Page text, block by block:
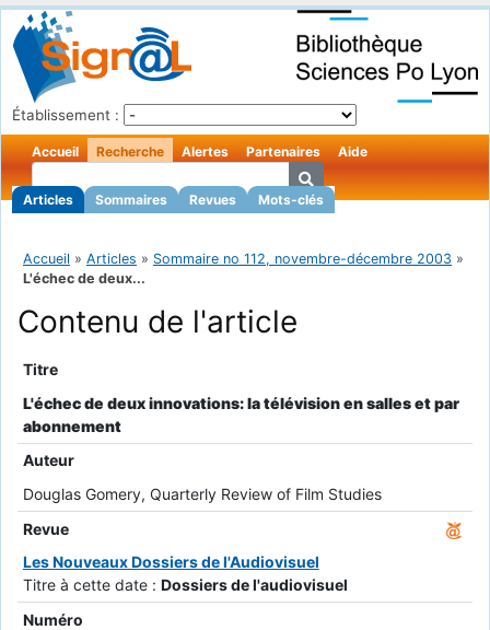
Établissement :
Accueil Recherche
Articles Sommaires Revues Mots-clés
Alertes Partenaires Aide
Accueil » Articles » Sommaire no 112, novembre-décembre 2003 »
L'échec de deux...
Contenu de l'article
Titre
L'échec de deux innovations: la télévision en salles et par
abonnement
Auteur
Douglas Gomery, Quarterly Review of Film Studies
Revue
Les Nouveaux Dossiers de l'Audiovisuel
Titre à cette date : Dossiers de l'audiovisuel
Numéro